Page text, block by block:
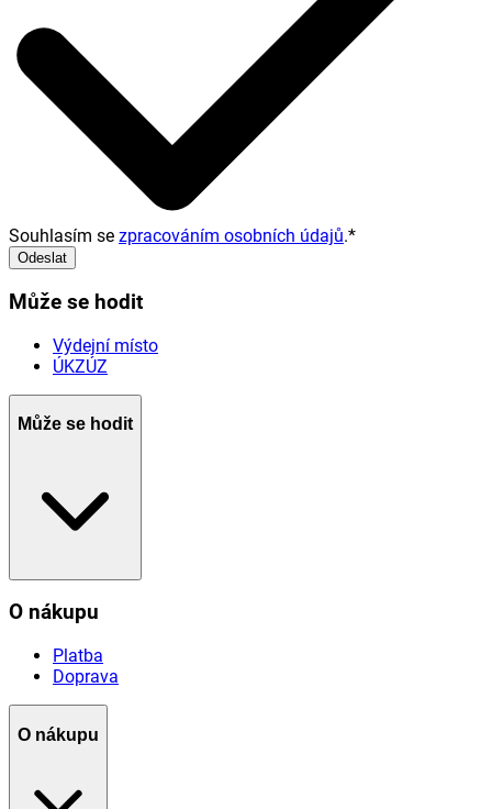
Souhlasím se zpracováním osobních údajů.*
Odeslat
Může se hodit
Výdejní místo
ÚKZÚZ
Může se hodit
O nákupu
Platba
Doprava
O nákupu